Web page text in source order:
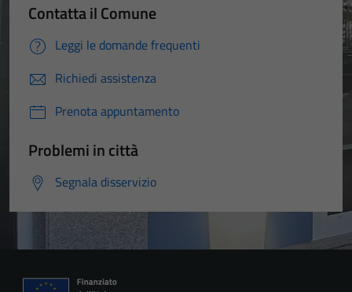
Contatta il Comune
Leggi le domande frequenti
Richiedi assistenza
Prenota appuntamento
Problemi in città
Segnala disservizio